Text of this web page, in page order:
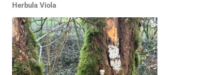
Herbula Viola